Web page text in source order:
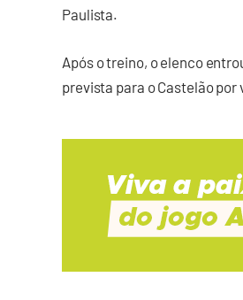
Paulista.
Após o treino, o elenco
prevista para o Castelão por